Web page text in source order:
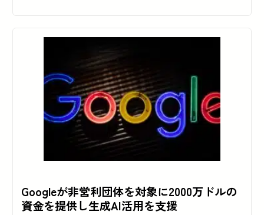
Googleが非営利団体を対象に2000万ドルの
資金を提供し生成AI活用を支援